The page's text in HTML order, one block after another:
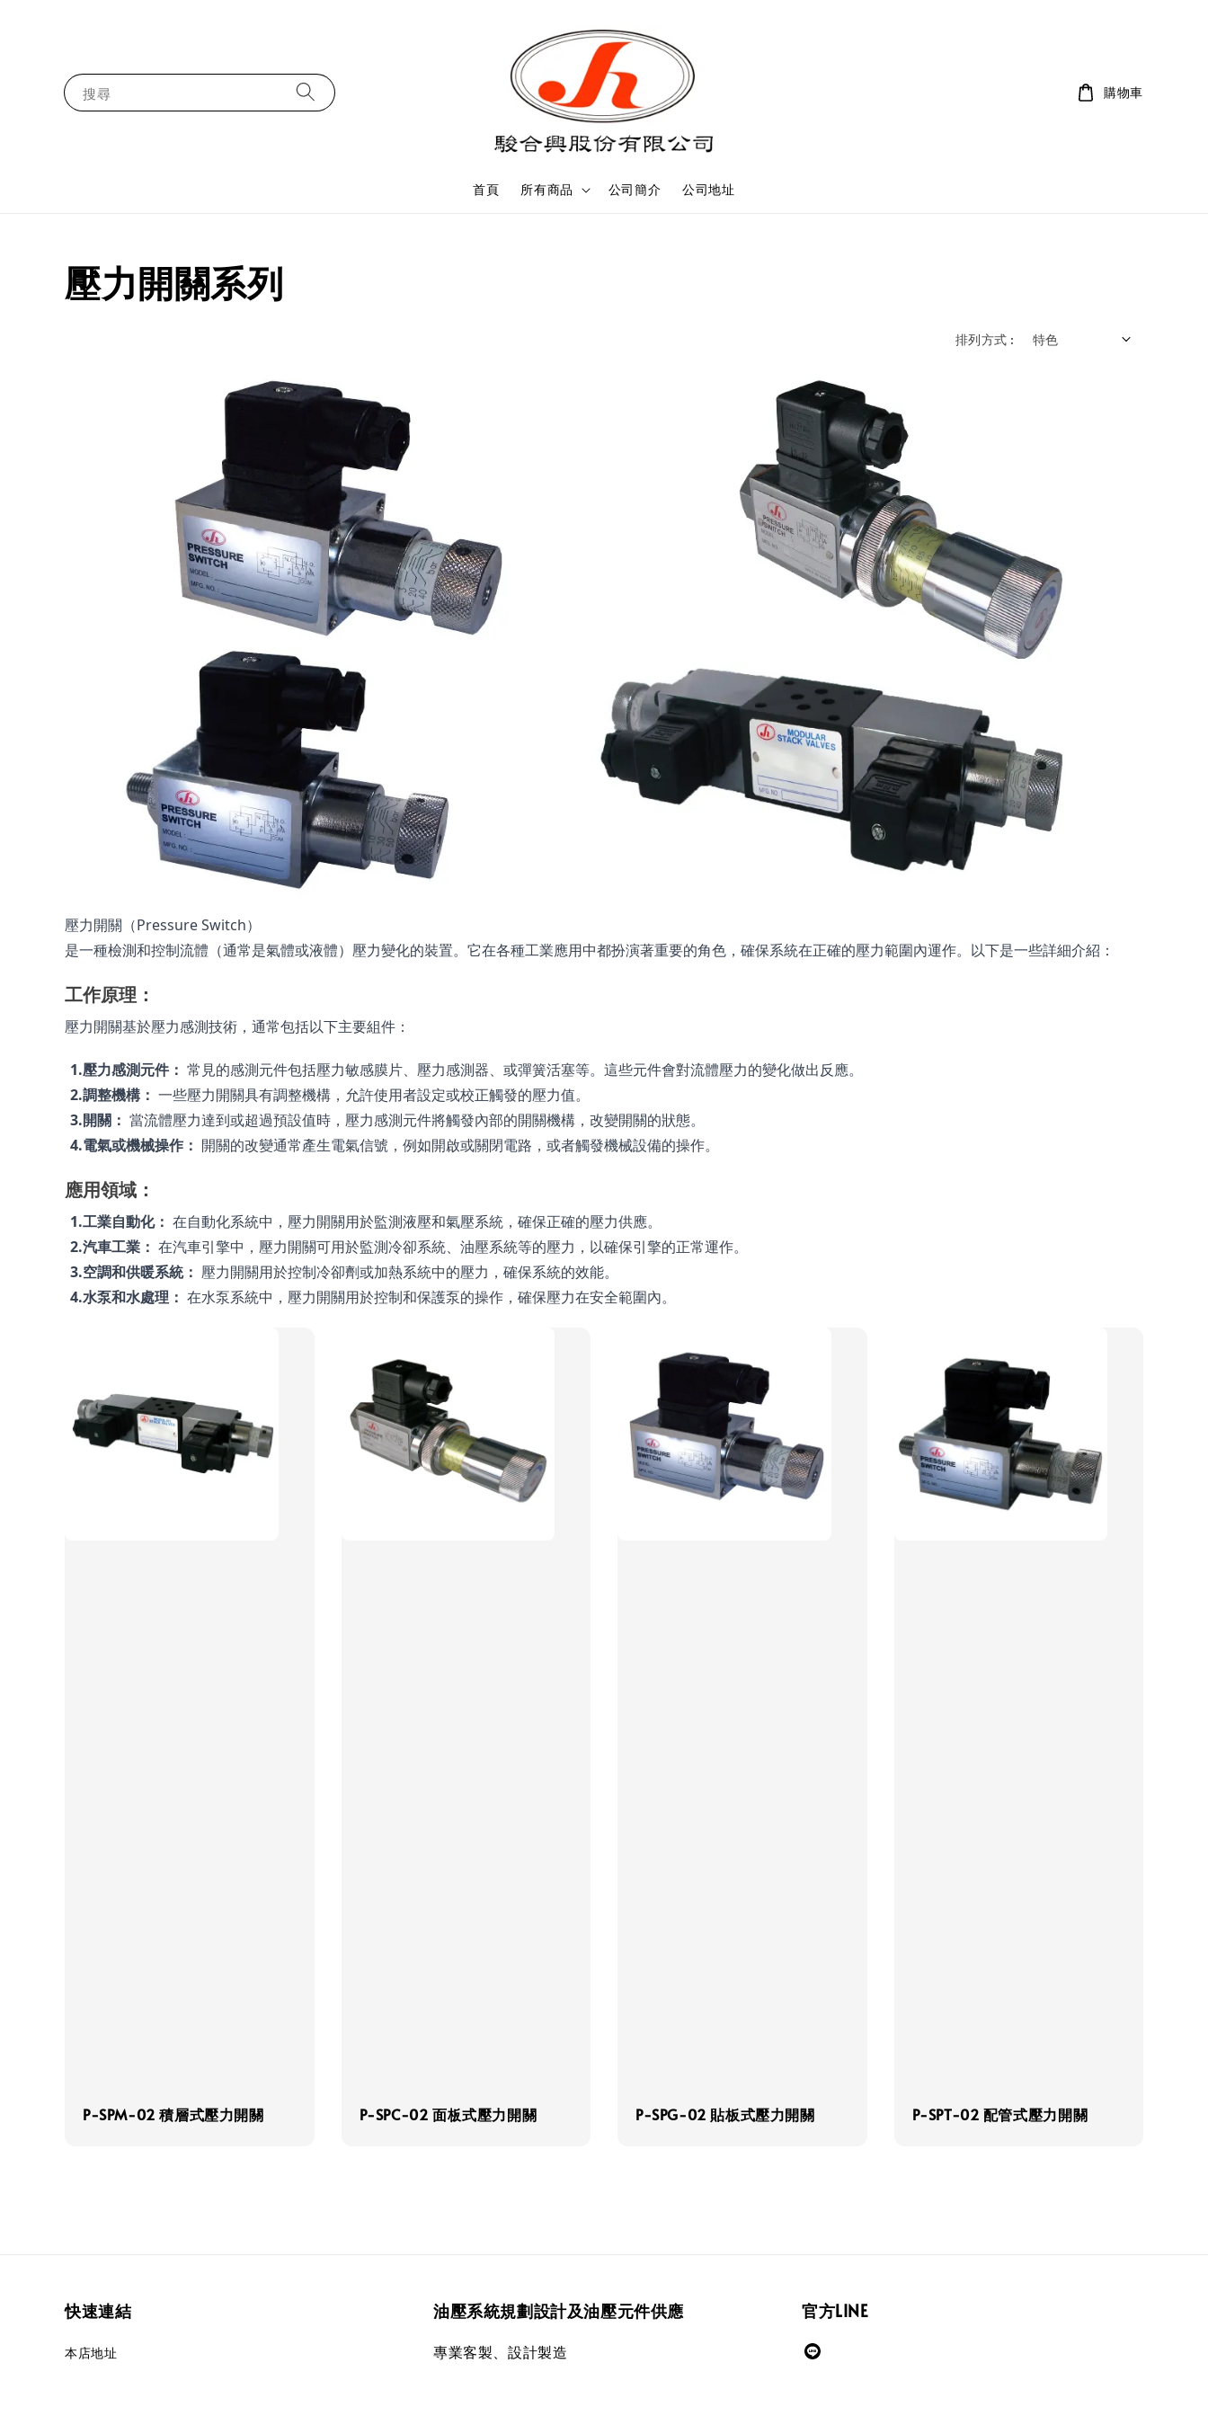
搜尋
首頁 所有商品 公司簡介 公司地址
購物車
壓力開關系列
排列方式 :
壓力開關 （Pressure Switch）
是一種檢測和控制流體（通常是氣體或液體）壓力變化的裝置。它在各種工業應用中都扮演著重要的角色，確保系統在正確的壓力範圍內運作。以下是一些詳細介紹：
工作原理：
壓力開關基於壓力感測技術，通常包括以下主要組件：
1.壓力感測元件： 常見的感測元件包括壓力敏感膜片、壓力感測器、或彈簧活塞等。這些元件會對流體壓力的變化做出反應。
2.調整機構： 一些壓力開關具有調整機構，允許使用者設定或校正觸發的壓力值。
3.開關： 當流體壓力達到或超過預設值時，壓力感測元件將觸發內部的開關機構，改變開關的狀態。
4.電氣或機械操作： 開關的改變通常產生電氣信號，例如開啟或關閉電路，或者觸發機械設備的操作。
應用領域：
1.工業自動化： 在自動化系統中，壓力開關用於監測液壓和氣壓系統，確保正確的壓力供應。
2.汽車工業： 在汽車引擎中，壓力開關可用於監測冷卻系統、油壓系統等的壓力，以確保引擎的正常運作。
3.空調和供暖系統： 壓力開關用於控制冷卻劑或加熱系統中的壓力，確保系統的效能。
4.水泵和水處理： 在水泵系統中，壓力開關用於控制和保護泵的操作，確保壓力在安全範圍內。
P-SPM-02 積層式壓力開關 P-SPC-02 面板式壓力開關 P-SPG-02 貼板式壓力開關 P-SPT-02 配管式壓力開關
快速連結
本店地址
油壓系統規劃設計及油壓元件供應
專業客製、設計製造
官方LINE